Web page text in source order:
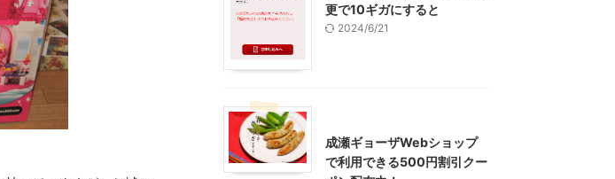
更で10ギガにすると
2024/6/21
成瀬ギョーザWebショップ
で利用できる500円割引クー